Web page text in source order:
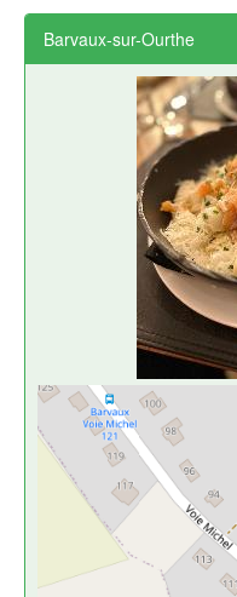
Barvaux-sur-Ourthe